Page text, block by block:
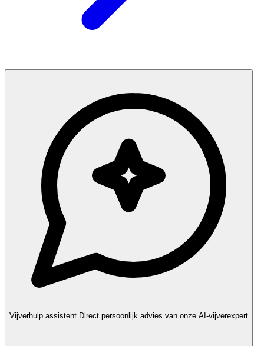
Vijverhulp assistent Direct persoonlijk advies van onze AI-vijverexpert